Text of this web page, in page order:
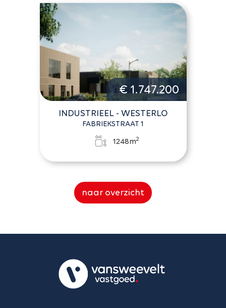
€ 1.747.200
INDUSTRIEEL - WESTERLO
FABRIEKSTRAAT 1
1248m2
naar overzicht